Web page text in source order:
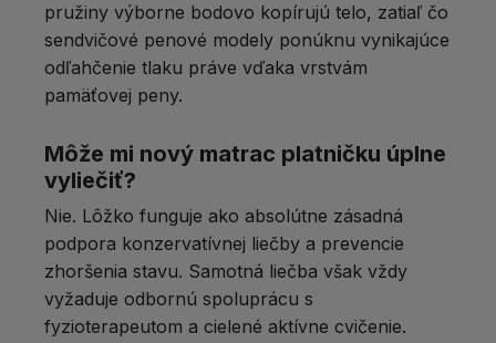
pružiny výborne bodovo kopírujú telo, zatiaľ čo
sendvičové penové modely ponúknu vynikajúce
odľahčenie tlaku práve vďaka vrstvám
pamäťovej peny.
Môže mi nový matrac platničku úplne
vyliečiť?
Nie. Lôžko funguje ako absolútne zásadná
podpora konzervatívnej liečby a prevencie
zhoršenia stavu. Samotná liečba však vždy
vyžaduje odbornú spoluprácu s
fyzioterapeutom a cielené aktívne cvičenie.